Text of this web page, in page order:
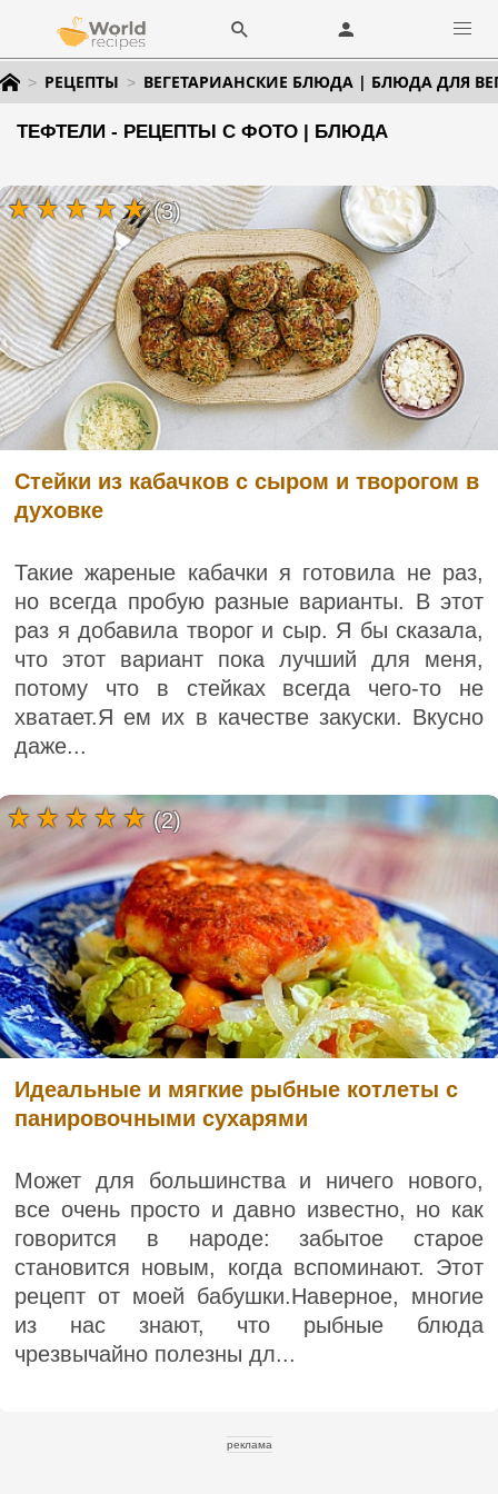
РЕЦЕПТЫ ВЕГЕТАРИАНСКИЕ БЛЮДА | БЛЮДА ДЛЯ
ТЕФТЕЛИ - РЕЦЕПТЫ С ФОТО | БЛЮДА
Стейки из кабачков с сыром и творогом в
духовке
Такие жареные кабачки я готовила не раз,
но всегда пробую разные варианты. В этот
раз я добавила творог и сыр. Я бы сказала,
что этот вариант пока лучший для меня,
потому что в стейках всегда чего-то не
хватает.Я ем их в качестве закуски. Вкусно
даже...
(3)
Идеальные и мягкие рыбные котлеты с
панировочными сухарями
Может для большинства и ничего нового,
все очень просто и давно известно, но как
говорится в народе: забытое старое
становится новым, когда вспоминают. Этот
рецепт от моей бабушки.Наверное, многие
из нас знают, что рыбные блюда
чрезвычайно полезны дл...
(2)
реклама